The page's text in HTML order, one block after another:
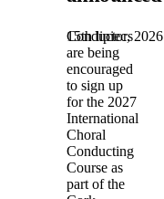
15th lipiec, 2026
Conductors
are being
encouraged
to sign up
for the 2027
International
Choral
Conducting
Course as
part of the